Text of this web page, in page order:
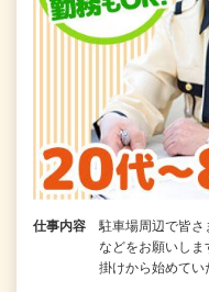
仕事内容
駐車場周辺で皆さ
などをお願いし
掛けから始めて